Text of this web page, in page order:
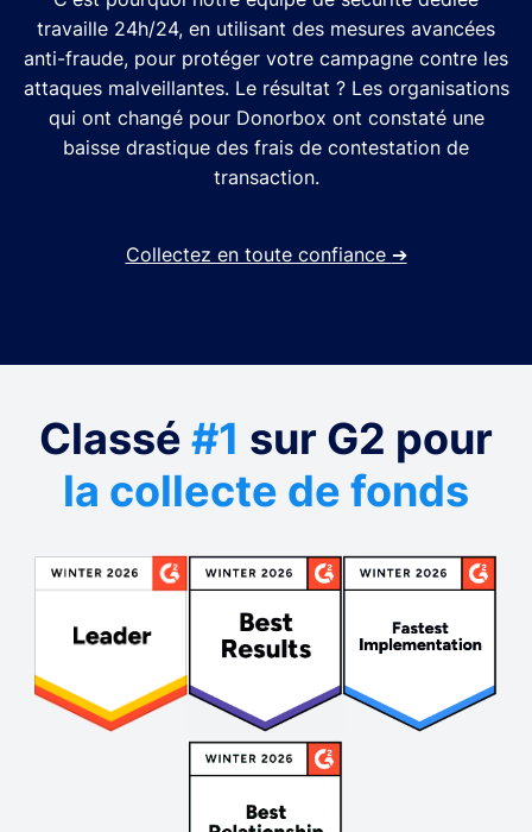
travaille 24h/24, en utilisant des mesures avancées
anti-fraude, pour protéger votre campagne contre les
attaques malveillantes. Le résultat ? Les organisations
qui ont changé pour Donorbox ont constaté une
baisse drastique des frais de contestation de
transaction.
Collectez en toute confiance ➔
Classé #1 sur G2 pour
la collecte de fonds